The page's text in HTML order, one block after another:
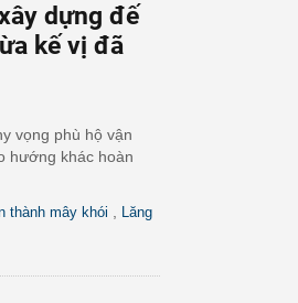
dựng đế
kế vị đã
vọng phù hộ vận
hướng khác hoàn
thành mây khói
Lăng